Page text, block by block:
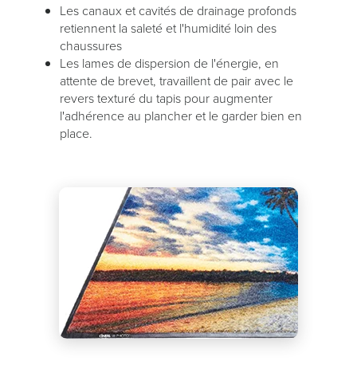
Les canaux et cavités de drainage profonds
retiennent la saleté et l'humidité loin des
chaussures
Les lames de dispersion de l'énergie, en
attente de brevet, travaillent de pair avec le
revers texturé du tapis pour augmenter
l'adhérence au plancher et le garder bien en
place.